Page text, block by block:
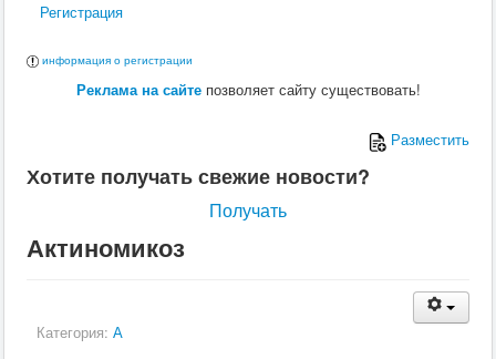
Регистрация
информация о регистрации
Реклама на сайтепозволяет сайту существовать!
Разместить
Хотите получать свежие новости?
Получать
Актиномикоз
Категория: А